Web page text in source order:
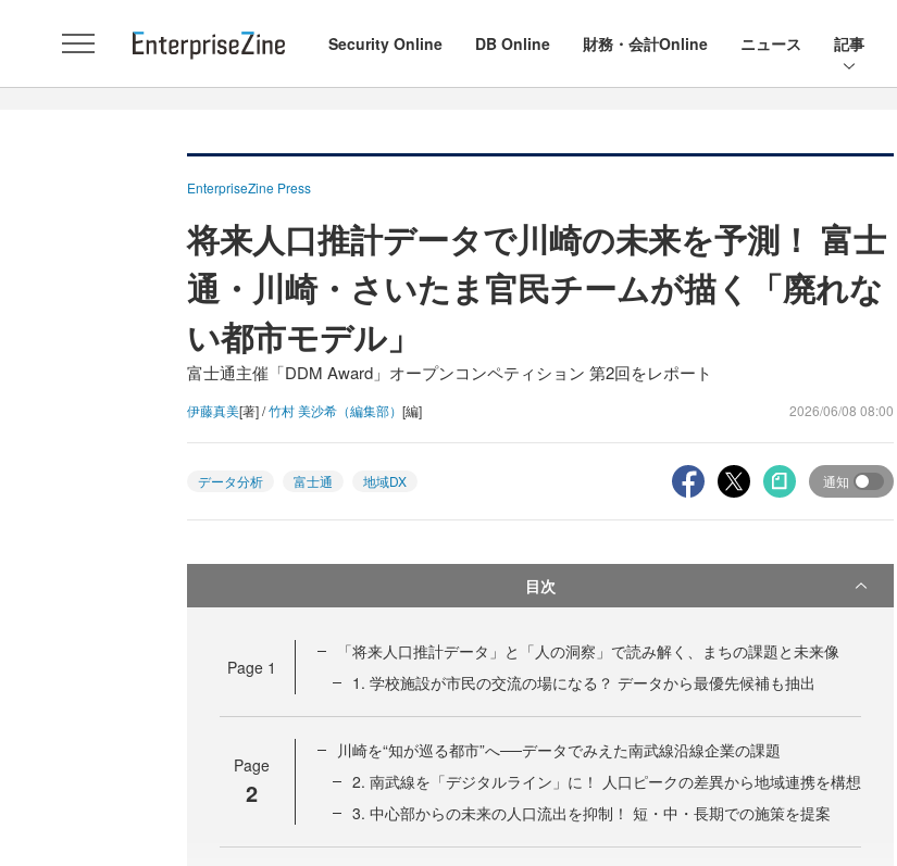
Security Online DB Online 財務・会計Online ニュース 記事
EnterpriseZine Press
将来人口推計データで川崎の未来を予測！ 富士
通・川崎・さいたま官民チームが描く「廃れな
い都市モデル」
富士通主催「DDM Award」オープンコンペティション 第2回をレポート
伊藤真美[著] /竹村 美沙希（編集部） [編] 2026/06/08 08:00
データ分析 富士通 地域DX 通知
目次
Page 1
「将来人口推計データ」と「人の洞察」で読み解く、まちの課題と未来像
1. 学校施設が市民の交流の場になる？ データから最優先候補も抽出
Page
2
川崎を“知が巡る都市”へ──データでみえた南武線沿線企業の課題
2. 南武線を「デジタルライン」に！ 人口ピークの差異から地域連携を構想
3. 中心部からの未来の人口流出を抑制！ 短・中・長期での施策を提案